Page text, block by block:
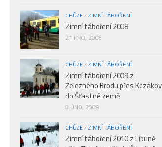
CHŮZE/ZIMNÍ TÁBOŘENÍ
Zimní táboření 2008
21 PRO, 2008
CHŮZE/ZIMNÍ TÁBOŘENÍ
Zimní táboření 2009 z
Železného Brodu přes Kozákov
do Šťastné země
8 ÚNO, 2009
CHŮZE/ZIMNÍ TÁBOŘENÍ
Zimní táboření 2010 z Libuně